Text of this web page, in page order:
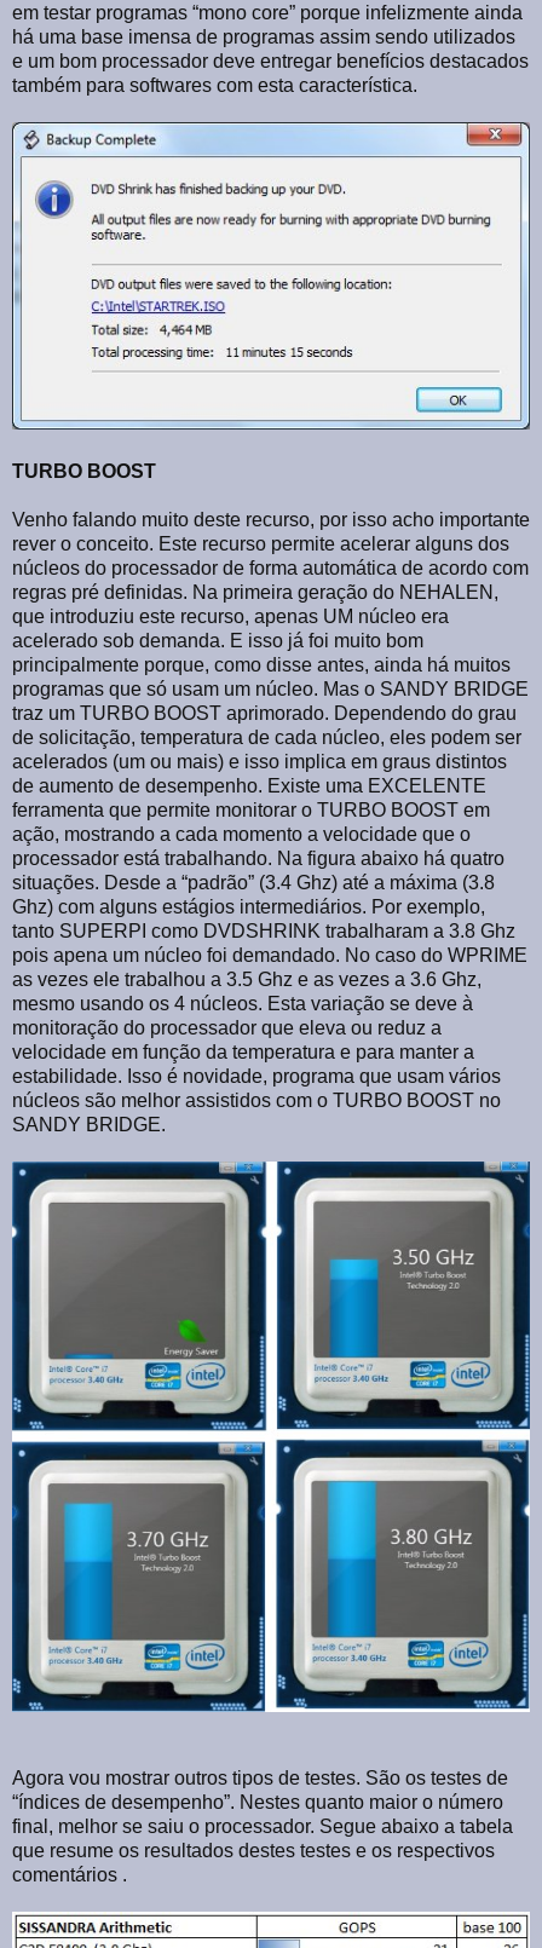
em testar programas “mono core” porque infelizmente ainda
há uma base imensa de programas assim sendo utilizados
e um bom processador deve entregar benefícios destacados
também para softwares com esta característica.
TURBO BOOST
Venho falando muito deste recurso, por isso acho importante
rever o conceito. Este recurso permite acelerar alguns dos
núcleos do processador de forma automática de acordo com
regras pré definidas. Na primeira geração do NEHALEN,
que introduziu este recurso, apenas UM núcleo era
acelerado sob demanda. E isso já foi muito bom
principalmente porque, como disse antes, ainda há muitos
programas que só usam um núcleo. Mas o SANDY BRIDGE
traz um TURBO BOOST aprimorado. Dependendo do grau
de solicitação, temperatura de cada núcleo, eles podem ser
acelerados (um ou mais) e isso implica em graus distintos
de aumento de desempenho. Existe uma EXCELENTE
ferramenta que permite monitorar o TURBO BOOST em
ação, mostrando a cada momento a velocidade que o
processador está trabalhando. Na figura abaixo há quatro
situações. Desde a “padrão” (3.4 Ghz) até a máxima (3.8
Ghz) com alguns estágios intermediários. Por exemplo,
tanto SUPERPI como DVDSHRINK trabalharam a 3.8 Ghz
pois apena um núcleo foi demandado. No caso do WPRIME
as vezes ele trabalhou a 3.5 Ghz e as vezes a 3.6 Ghz,
mesmo usando os 4 núcleos. Esta variação se deve à
monitoração do processador que eleva ou reduz a
velocidade em função da temperatura e para manter a
estabilidade. Isso é novidade, programa que usam vários
núcleos são melhor assistidos com o TURBO BOOST no
SANDY BRIDGE.
Agora vou mostrar outros tipos de testes. São os testes de
“índices de desempenho”. Nestes quanto maior o número
final, melhor se saiu o processador. Segue abaixo a tabela
que resume os resultados destes testes e os respectivos
comentários .